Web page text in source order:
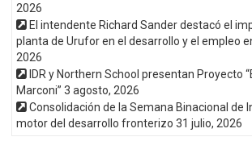
2026
El intendente Richard Sander destacó el
planta de Urufor en el desarrollo y el empleo
2026
IDR y Northern School presentan Proyecto
Marconi” 3 agosto, 2026
Consolidación de la Semana Binacional de
motor del desarrollo fronterizo 31 julio, 2026